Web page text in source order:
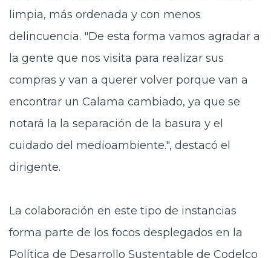
limpia, más ordenada y con menos
delincuencia. "De esta forma vamos agradar a
la gente que nos visita para realizar sus
compras y van a querer volver porque van a
encontrar un Calama cambiado, ya que se
notará la la separación de la basura y el
cuidado del medioambiente.", destacó el
dirigente.
La colaboración en este tipo de instancias
forma parte de los focos desplegados en la
Política de Desarrollo Sustentable de Codelco